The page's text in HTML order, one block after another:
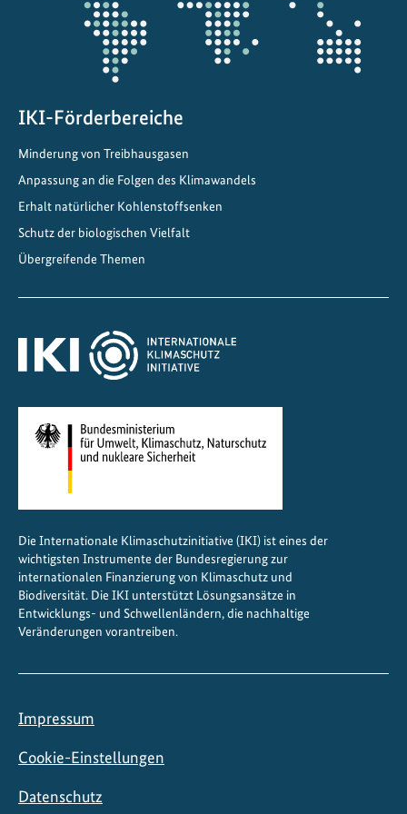
l
e
i
o
t
V
t
w
o
r
IKI-Förderbereiche
Minderung von Treibhausgasen
Anpassung an die Folgen des Klimawandels
Erhalt natürlicher Kohlenstoffsenken
Schutz der biologischen Vielfalt
Übergreifende Themen
Die Internationale Klimaschutzinitiative (IKI) ist eines der
wichtigsten Instrumente der Bundesregierung zur
internationalen Finanzierung von Klimaschutz und
Biodiversität. Die IKI unterstützt Lösungsansätze in
Entwicklungs- und Schwellenländern, die nachhaltige
Veränderungen vorantreiben.
Impressum
Cookie-Einstellungen
Datenschutz